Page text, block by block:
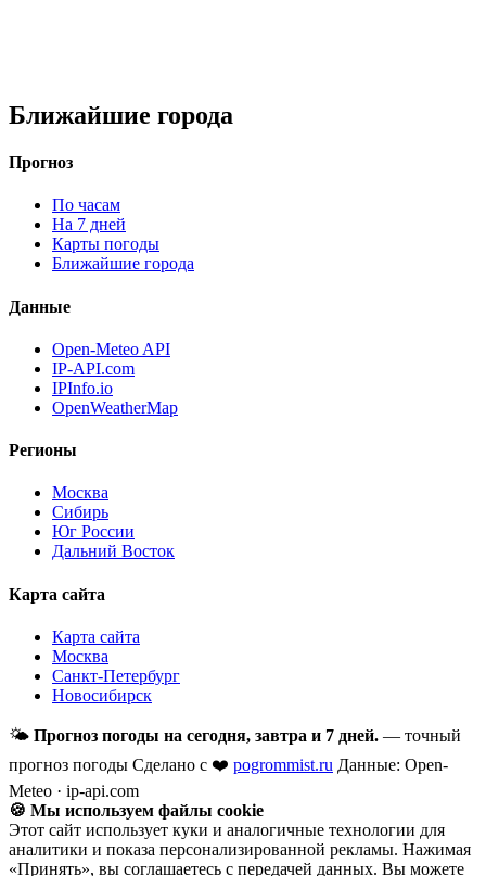
Ближайшие города
Прогноз
По часам
На 7 дней
Карты погоды
Ближайшие города
Данные
Open-Meteo API
IP-API.com
IPInfo.io
OpenWeatherMap
Регионы
Москва
Сибирь
Юг России
Дальний Восток
Карта сайта
Карта сайта
Москва
Санкт-Петербург
Новосибирск
🌤 Прогноз погоды на сегодня, завтра и 7 дней. — точный
прогноз погоды Сделано с ❤️ pogrommist.ru Данные: Open-
Meteo · ip-api.com
🍪 Мы используем файлы cookie
Этот сайт использует куки и аналогичные технологии для
аналитики и показа персонализированной рекламы. Нажимая
«Принять», вы соглашаетесь с передачей данных. Вы можете